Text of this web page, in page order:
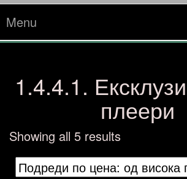
Menu
1.4.4.1.
плеери
Showing all 5 resultsSorted
by
price: